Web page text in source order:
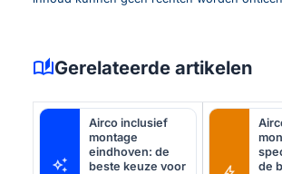
auto_storiesGerelateerde artikelen
auto_awesome
Airco inclusief
montage
eindhoven: de
beste keuze voor
de